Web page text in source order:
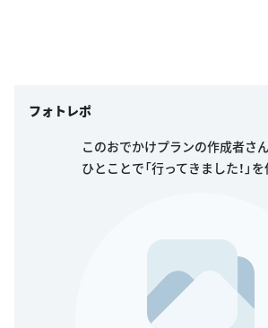
フォトレポ
このおでかけプランの作成者さ
ひとことで「行ってきました！」を